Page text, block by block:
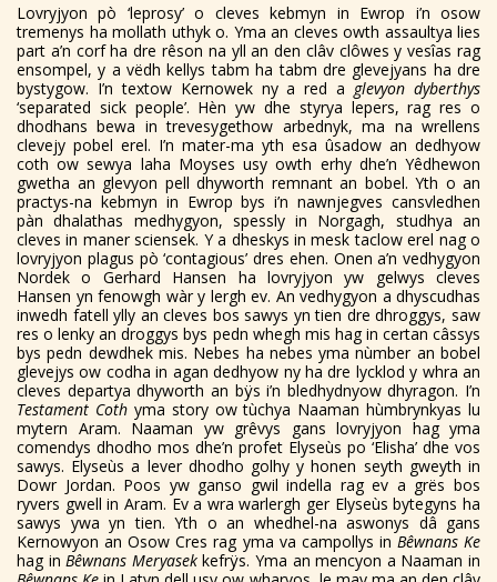
Lovryjyon pò ‘leprosy’ o cleves kebmyn in Ewrop i’n osow
tremenys ha mollath uthyk o. Yma an cleves owth assaultya lies
part a’n corf ha dre rêson na yll an den clâv clôwes y vesîas rag
ensompel, y a vëdh kellys tabm ha tabm dre glevejyans ha dre
bystygow. I’n textow Kernowek ny a red a glevyon dyberthys
‘separated sick people’. Hèn yw dhe styrya lepers, rag res o
dhodhans bewa in trevesygethow arbednyk, ma na wrellens
clevejy pobel erel. I’n mater-ma yth esa ûsadow an dedhyow
coth ow sewya laha Moyses usy owth erhy dhe’n Yêdhewon
gwetha an glevyon pell dhyworth remnant an bobel. Yth o an
practys-na kebmyn in Ewrop bys i’n nawnjegves cansvledhen
pàn dhalathas medhygyon, spessly in Norgagh, studhya an
cleves in maner sciensek. Y a dheskys in mesk taclow erel nag o
lovryjyon plagus pò ‘contagious’ dres ehen. Onen a’n vedhygyon
Nordek o Gerhard Hansen ha lovryjyon yw gelwys cleves
Hansen yn fenowgh wàr y lergh ev. An vedhygyon a dhyscudhas
inwedh fatell ylly an cleves bos sawys yn tien dre dhroggys, saw
res o lenky an droggys bys pedn whegh mis hag in certan câssys
bys pedn dewdhek mis. Nebes ha nebes yma nùmber an bobel
glevejys ow codha in agan dedhyow ny ha dre lycklod y whra an
cleves departya dhyworth an bÿs i’n bledhydnyow dhyragon. I’n
Testament Cothyma story ow tùchya Naaman hùmbrynkyas lu
mytern Aram. Naaman yw grêvys gans lovryjyon hag yma
comendys dhodho mos dhe’n profet Elyseùs po ‘Elisha’ dhe vos
sawys. Elyseùs a lever dhodho golhy y honen seyth gweyth in
Dowr Jordan. Poos yw ganso gwil indella rag ev a grës bos
ryvers gwell in Aram. Ev a wra warlergh ger Elyseùs bytegyns ha
sawys ywa yn tien. Yth o an whedhel-na aswonys dâ gans
Kernowyon an Osow Cres rag yma va campollys in Bêwnans Ke
hag inBêwnans Meryasekkefrÿs. Yma an mencyon a Naaman in